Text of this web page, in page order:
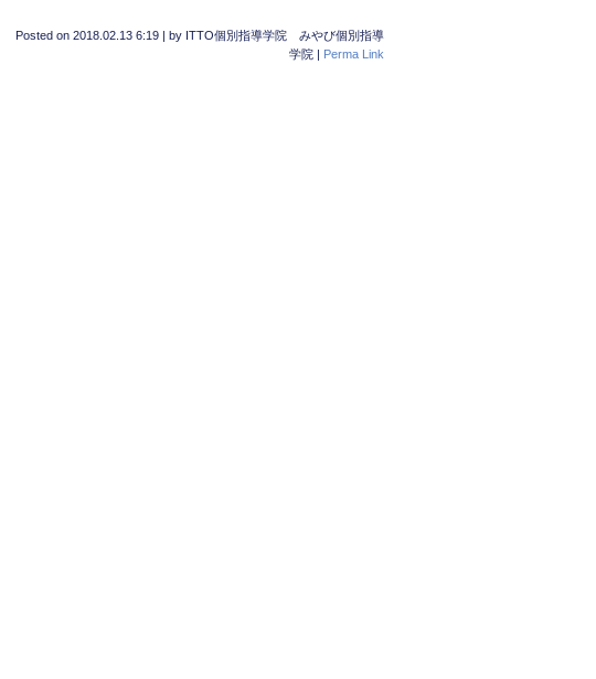
Posted on 2018.02.13 6:19 | by ITTO個別指導学院 みやび個別指導
学院 | Perma Link